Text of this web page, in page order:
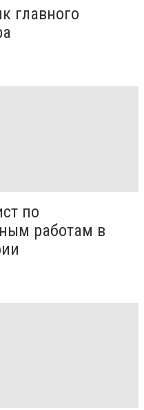
главного
по
работам в